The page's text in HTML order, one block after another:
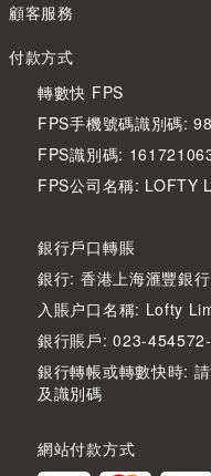
顧客服務
付款方式
轉數快 FPS
FPS手機號碼識別碼:
FPS識別碼:
FPS公司名稱: LOFTY
銀行戶口轉賬
銀行: 香港上海滙豐銀行
入賬户口名稱: Lofty
銀行賬戶: 023-
銀行轉帳或轉數快時:
及識別碼
網站付款方式